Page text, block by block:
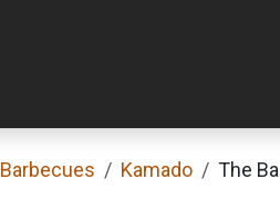
Barbecues Kamado The